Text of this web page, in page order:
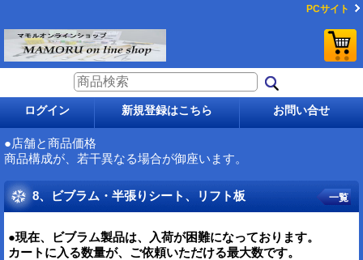
PCサイト
ログイン 新規登録はこちら お問い合せ
●店舗と商品価格
商品構成が、若干異なる場合が御座います。
8、ビブラム・半張りシート、リフト板
●現在、ビブラム製品は、入荷が困難になっております。
カートに入る数量が、ご依頼いただける最大数です。
一覧